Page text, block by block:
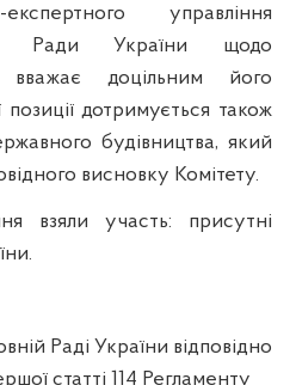
управління
Ради України щодо
вважає доцільним його
позиції дотримується також
будівництва, який
висновку Комітету.
взяли участь: присутні
Раді України відповідно
статті 114 Регламенту